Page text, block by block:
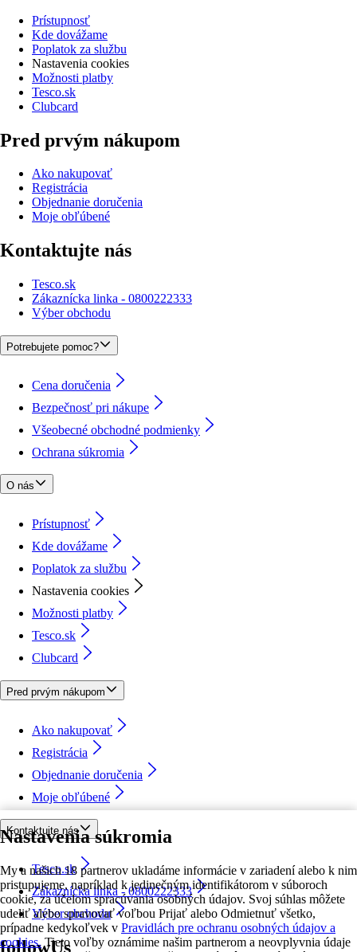
Nastavenia súkromia
My a našich 18 partnerov ukladáme informácie v zariadení alebo k nim
pristupujeme, napríklad k jedinečným identifikátorom v súboroch
cookie, za účelom spracúvania osobných údajov. Svoj súhlas môžete
udeliť alebo spravovať voľbou Prijať alebo Odmietnuť všetko,
prípadne kedykoľvek v Pravidlách pre ochranu osobných údajov a
cookies. Tieto voľby oznámime našim partnerom a neovplyvnia údaje
Prístupnosť
Kde dovážame
Poplatok za službu
Nastavenia cookies
Možnosti platby
Tesco.sk
Clubcard
Pred prvým nákupom
Ako nakupovať
Registrácia
Objednanie doručenia
Moje obľúbené
Kontaktujte nás
Tesco.sk
Zákaznícka linka - 0800222333
Výber obchodu
Potrebujete pomoc?
Cena doručenia
Bezpečnosť pri nákupe
Všeobecné obchodné podmienky
Ochrana súkromia
O nás
Prístupnosť
Kde dovážame
Poplatok za službu
Nastavenia cookies
Možnosti platby
Tesco.sk
Clubcard
Pred prvým nákupom
Ako nakupovať
Registrácia
Objednanie doručenia
Moje obľúbené
Kontaktujte nás
Tesco.sk
Zákaznícka linka - 0800222333
Výber obchodu
followUs